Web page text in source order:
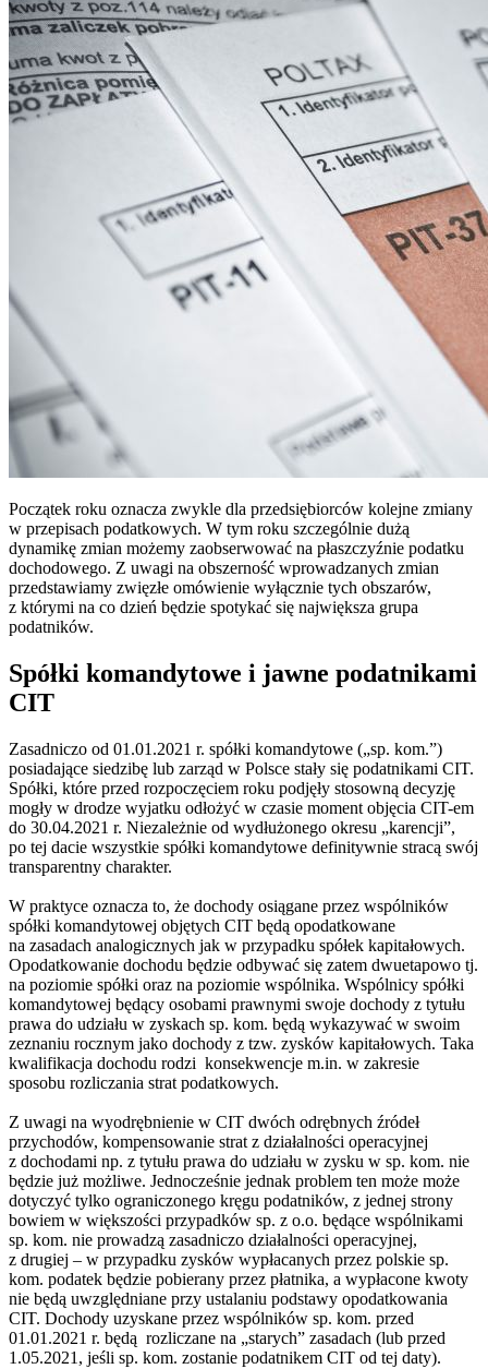
Początek roku oznacza zwykle dla przedsiębiorców kolejne zmiany
w przepisach podatkowych. W tym roku szczególnie dużą
dynamikę zmian możemy zaobserwować na płaszczyźnie podatku
dochodowego. Z uwagi na obszerność wprowadzanych zmian
przedstawiamy zwięzłe omówienie wyłącznie tych obszarów,
z którymi na co dzień będzie spotykać się największa grupa
podatników.
Spółki komandytowe i jawne podatnikami
CIT
Zasadniczo od 01.01.2021 r. spółki komandytowe („sp. kom.”)
posiadające siedzibę lub zarząd w Polsce stały się podatnikami CIT.
Spółki, które przed rozpoczęciem roku podjęły stosowną decyzję
mogły w drodze wyjatku odłożyć w czasie moment objęcia CIT-em
do 30.04.2021 r. Niezależnie od wydłużonego okresu „karencji”,
po tej dacie wszystkie spółki komandytowe definitywnie stracą swój
transparentny charakter.
W praktyce oznacza to, że dochody osiągane przez wspólników
spółki komandytowej objętych CIT będą opodatkowane
na zasadach analogicznych jak w przypadku spółek kapitałowych.
Opodatkowanie dochodu będzie odbywać się zatem dwuetapowo tj.
na poziomie spółki oraz na poziomie wspólnika. Wspólnicy spółki
komandytowej będący osobami prawnymi swoje dochody z tytułu
prawa do udziału w zyskach sp. kom. będą wykazywać w swoim
zeznaniu rocznym jako dochody z tzw. zysków kapitałowych. Taka
kwalifikacja dochodu rodzi konsekwencje m.in. w zakresie
sposobu rozliczania strat podatkowych.
Z uwagi na wyodrębnienie w CIT dwóch odrębnych źródeł
przychodów, kompensowanie strat z działalności operacyjnej
z dochodami np. z tytułu prawa do udziału w zysku w sp. kom. nie
będzie już możliwe. Jednocześnie jednak problem ten może może
dotyczyć tylko ograniczonego kręgu podatników, z jednej strony
bowiem w większości przypadków sp. z o.o. będące wspólnikami
sp. kom. nie prowadzą zasadniczo działalności operacyjnej,
z drugiej – w przypadku zysków wypłacanych przez polskie sp.
kom. podatek będzie pobierany przez płatnika, a wypłacone kwoty
nie będą uwzględniane przy ustalaniu podstawy opodatkowania
CIT. Dochody uzyskane przez wspólników sp. kom. przed
01.01.2021 r. będą rozliczane na „starych” zasadach (lub przed
1.05.2021, jeśli sp. kom. zostanie podatnikem CIT od tej daty).